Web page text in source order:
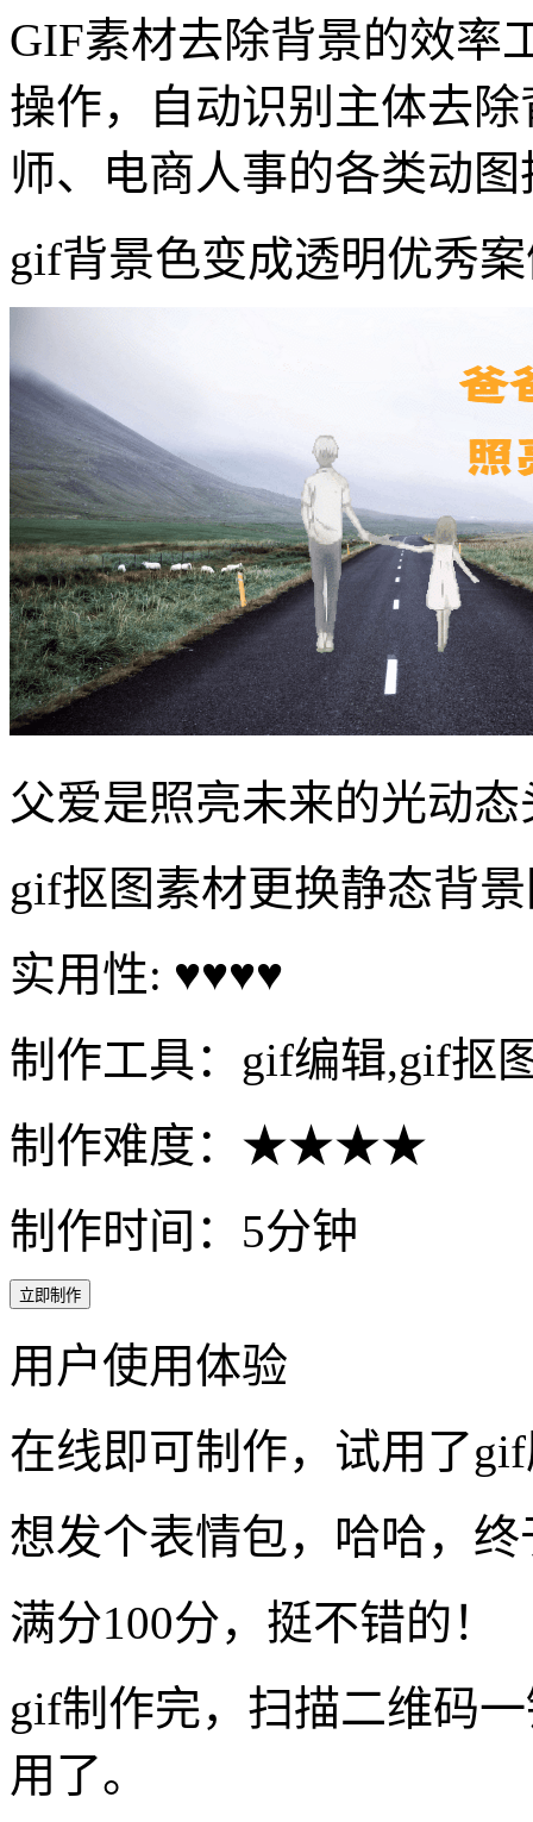
GIF素材去除背景的效率
操作，自动识别主体去
师、电商人事的各类动
gif背景色变成透明优秀
父爱是照亮未来的光动态
gif抠图素材更换静态背
实用性: ♥♥♥♥
制作工具：gif编辑,gif抠
制作难度：★★★★
制作时间：5分钟
立即制作
用户使用体验
在线即可制作，试用了
想发个表情包，哈哈，
满分100分，挺不错的！
gif制作完，扫描二维码
用了。